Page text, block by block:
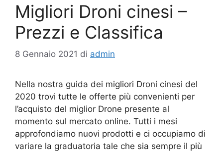
Migliori Droni cinesi –
Prezzi e Classifica
8 Gennaio 2021 di admin
Nella nostra guida dei migliori Droni cinesi del
2020 trovi tutte le offerte più convenienti per
l’acquisto del miglior Drone presente al
momento sul mercato online. Tutti i mesi
approfondiamo nuovi prodotti e ci occupiamo di
variare la graduatoria tale che sia sempre il più